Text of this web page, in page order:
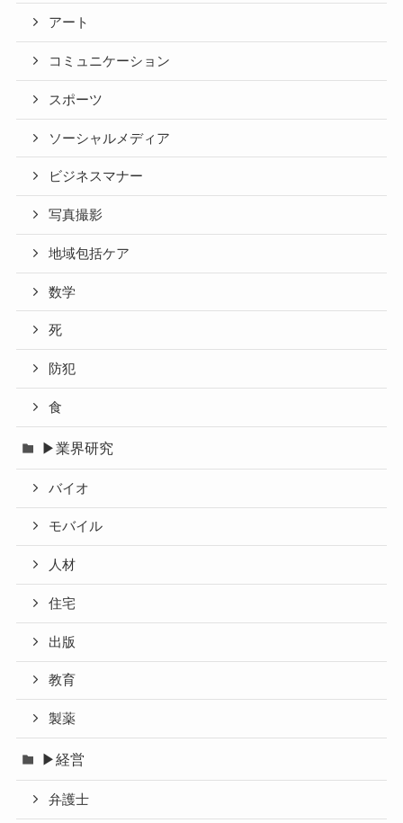
アート
コミュニケーション
スポーツ
ソーシャルメディア
ビジネスマナー
写真撮影
地域包括ケア
数学
死
防犯
食
▶業界研究
バイオ
モバイル
人材
住宅
出版
教育
製薬
▶経営
弁護士